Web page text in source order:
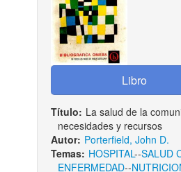
Título: La salud de la
necesidades y recursos
Autor: Porterfield, John D.
Temas: HOSPITAL--SALUD
ENFERMEDAD--